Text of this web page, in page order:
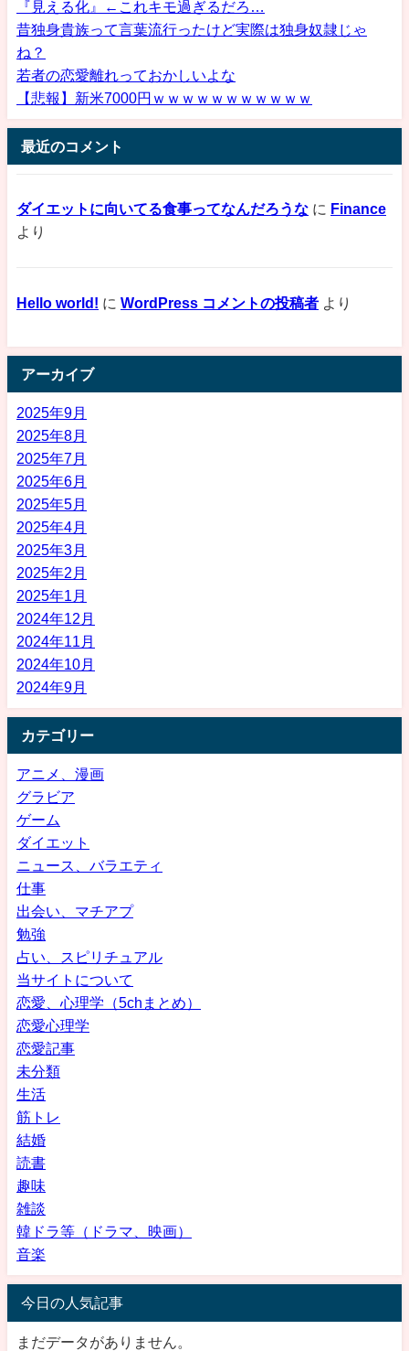
『見える化』←これキモ過ぎるだろ…
昔独身貴族って言葉流行ったけど実際は独身奴隷じゃ
ね？
若者の恋愛離れっておかしいよな
【悲報】新米7000円ｗｗｗｗｗｗｗｗｗｗｗ
最近のコメント
ダイエットに向いてる食事ってなんだろうな に Finance
より
Hello world! に WordPress コメントの投稿者 より
アーカイブ
2025年9月
2025年8月
2025年7月
2025年6月
2025年5月
2025年4月
2025年3月
2025年2月
2025年1月
2024年12月
2024年11月
2024年10月
2024年9月
カテゴリー
アニメ、漫画
グラビア
ゲーム
ダイエット
ニュース、バラエティ
仕事
出会い、マチアプ
勉強
占い、スピリチュアル
当サイトについて
恋愛、心理学（5chまとめ）
恋愛心理学
恋愛記事
未分類
生活
筋トレ
結婚
読書
趣味
雑談
韓ドラ等（ドラマ、映画）
音楽
今日の人気記事
まだデータがありません。